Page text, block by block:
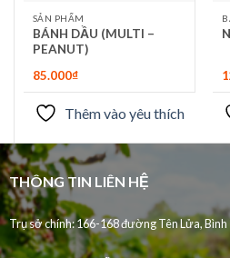
SẢN PHẨM
BÁNH DẦU (MULTI –
PEANUT)
85.000₫
Thêm vào yêu thích
THÔNG TIN LIÊN HỆ
Trụ sở chính: 166-168 đường Tên Lửa, Bình